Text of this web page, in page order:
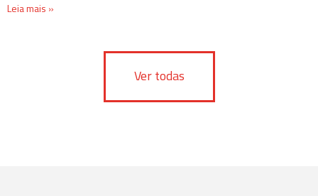
Leia mais »
Ver todas